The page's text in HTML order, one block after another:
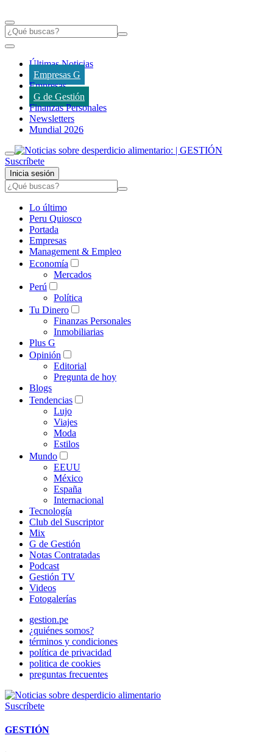
Últimas Noticias
Empresas G
Empresas
G de Gestión
Finanzas Personales
Newsletters
Mundial 2026
Suscríbete
Inicia sesión
Lo último
Peru Quiosco
Portada
Empresas
Management & Empleo
Economía
Mercados
Perú
Política
Tu Dinero
Finanzas Personales
Inmobiliarias
Plus G
Opinión
Editorial
Pregunta de hoy
Blogs
Tendencias
Lujo
Viajes
Moda
Estilos
Mundo
EEUU
México
España
Internacional
Tecnología
Club del Suscriptor
Mix
G de Gestión
Notas Contratadas
Podcast
Gestión TV
Videos
Fotogalerías
gestion.pe
¿quiénes somos?
términos y condiciones
política de privacidad
politica de cookies
preguntas frecuentes
Suscríbete
GESTIÓN